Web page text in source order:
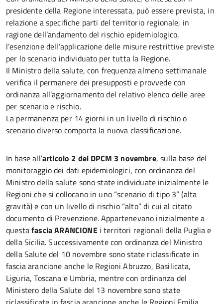
presidente della Regione interessata, può essere prevista, in
relazione a specifiche parti del territorio regionale, in
ragione dell’andamento del rischio epidemiologico,
l’esenzione dell’applicazione delle misure restrittive previste
per lo scenario individuato per tutta la Regione.
Il Ministro della salute, con frequenza almeno settimanale
verifica il permanere dei presupposti e provvede con
ordinanza all’aggiornamento del relativo elenco delle aree
per scenario e rischio.
La permanenza per 14 giorni in un livello di rischio o
scenario diverso comporta la nuova classificazione.
In base all’articolo 2 del DPCM 3 novembre, sulla base del
monitoraggio dei dati epidemiologici, con ordinanza del
Ministro della salute sono state individuate inizialmente le
Regioni che si collocano in uno “scenario di tipo 3” (alta
gravità) e con un livello di rischio “alto” di cui al citato
documento di Prevenzione. Appartenevano inizialmente a
questafascia ARANCIONEi territori regionali della Puglia e
della Sicilia. Successivamente con ordinanza del Ministro
della Salute del 10 novembre sono state riclassificate in
fascia arancione anche le Regioni Abruzzo, Basilicata,
Liguria, Toscana e Umbria, mentre con ordinanza del
Ministero della Salute del 13 novembre sono state